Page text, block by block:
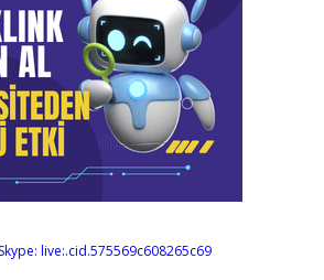
Skype: live:.cid.575569c608265c69